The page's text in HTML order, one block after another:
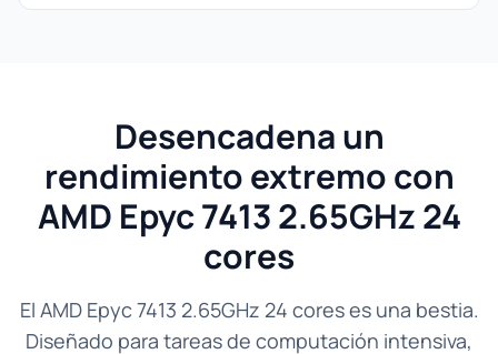
Desencadena un
rendimiento extremo con
AMD Epyc 7413 2.65GHz 24
cores
El AMD Epyc 7413 2.65GHz 24 cores es una bestia.
Diseñado para tareas de computación intensiva,